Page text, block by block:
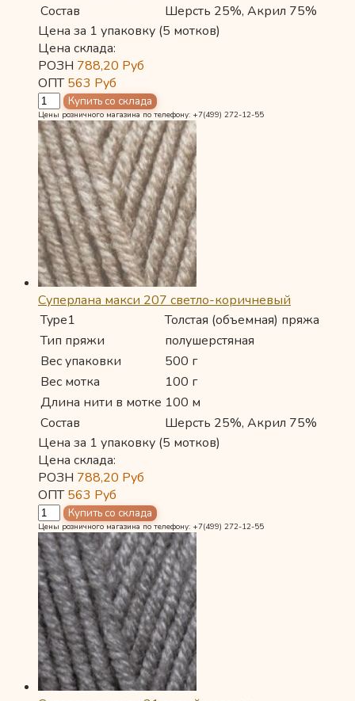
Состав
Шерсть 25%, Акрил 75%
Цена за 1 упаковку (5 мотков)
Цена склада:
РОЗН 788,20 Руб
ОПТ563 Руб
Цены розничного магазина по телефону: +7(499) 272-12-55
Суперлана макси 207 светло-коричневый
Type1
Толстая (объемная) пряжа
Тип пряжи
полушерстяная
Вес упаковки
500 г
Вес мотка
100 г
Длина нити в мотке 100 м
Состав
Шерсть 25%, Акрил 75%
Цена за 1 упаковку (5 мотков)
Цена склада:
РОЗН 788,20 Руб
ОПТ563 Руб
Цены розничного магазина по телефону: +7(499) 272-12-55